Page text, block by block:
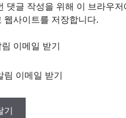
댓글 작성을 위해 이 브라우
웹사이트를 저장합니다.
이메일 받기
림 이메일 받기